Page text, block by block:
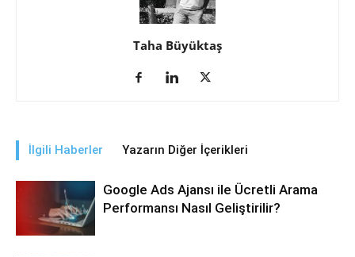
Taha Büyüktaş
İlgili Haberler Yazarın Diğer İçerikleri
Google Ads Ajansı ile Ücretli Arama
Performansı Nasıl Geliştirilir?